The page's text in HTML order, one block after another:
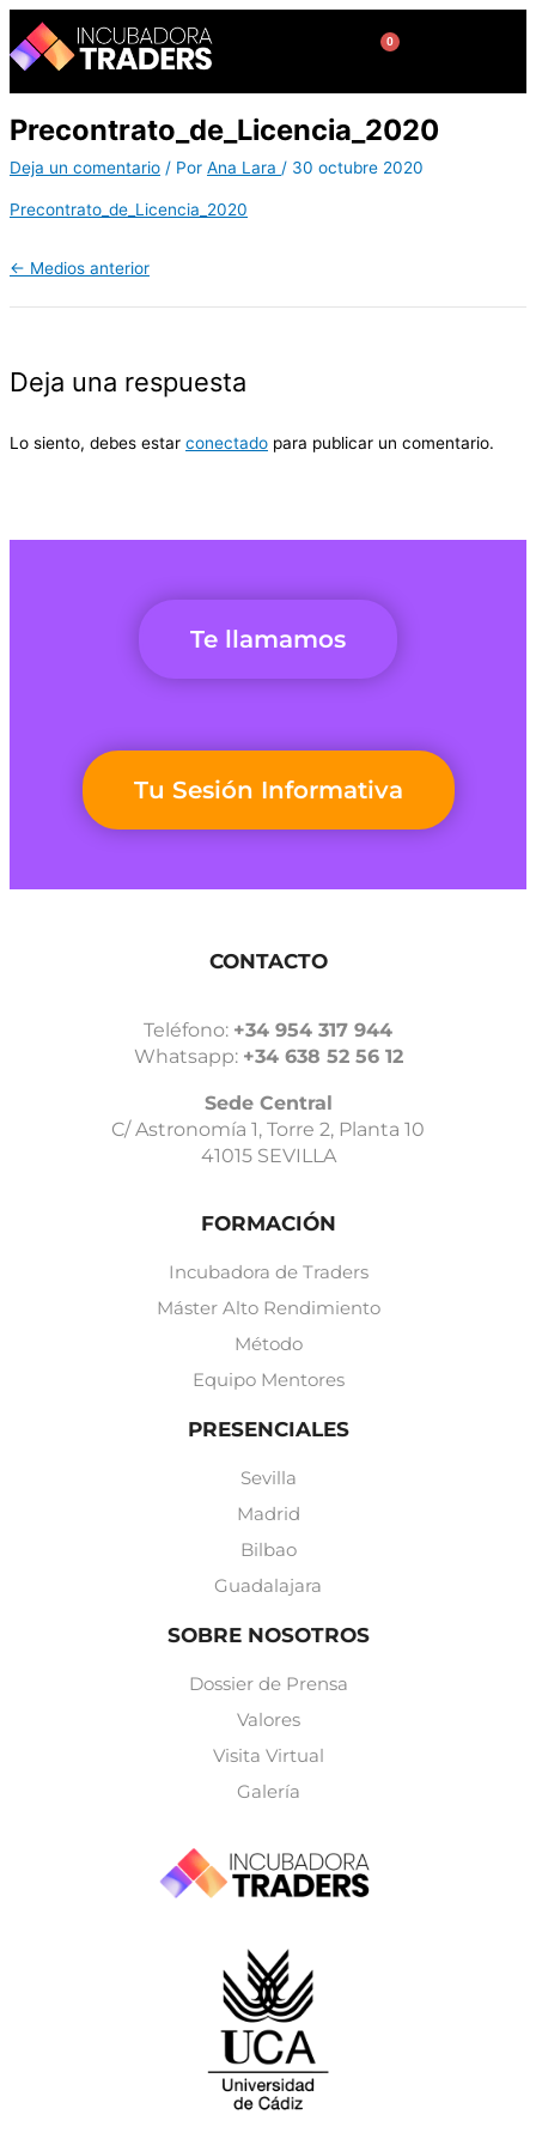
Ir
contenido
0
Cart
Precontrato_de_Licencia_2020
Deja un comentario / Por Ana Lara / 30 octubre 2020
Precontrato_de_Licencia_2020
← Medios anterior
Deja una respuesta
Lo siento, debes estar conectado para publicar un comentario.
Te llamamos
Tu Sesión Informativa
CONTACTO
Teléfono: +34 954 317 944
Whatsapp: +34 638 52 56 12
Sede Central
C/ Astronomía 1, Torre 2, Planta 10
41015 SEVILLA
FORMACIÓN
Incubadora de Traders
Máster Alto Rendimiento
Método
Equipo Mentores
PRESENCIALES
Sevilla
Madrid
Bilbao
Guadalajara
SOBRE NOSOTROS
Dossier de Prensa
Valores
Visita Virtual
Galería